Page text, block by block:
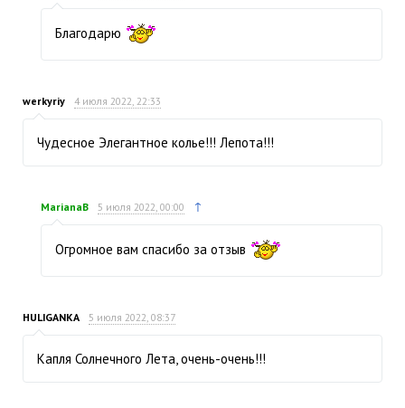
Благодарю
werkyriy 4 июля 2022, 22:33
Чудесное Элегантное колье!!! Лепота!!!
MarianaB 5 июля 2022, 00:00 ↑
Огромное вам спасибо за отзыв
HULIGANKA 5 июля 2022, 08:37
Капля Солнечного Лета, очень-очень!!!